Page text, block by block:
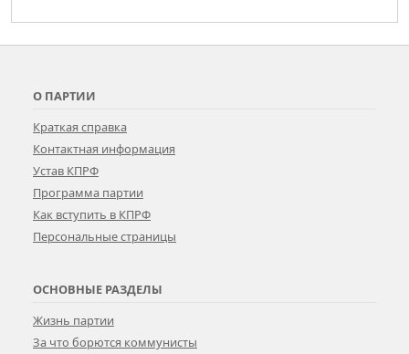
О ПАРТИИ
Краткая справка
Контактная информация
Устав КПРФ
Программа партии
Как вступить в КПРФ
Персональные страницы
ОСНОВНЫЕ РАЗДЕЛЫ
Жизнь партии
За что борются коммунисты